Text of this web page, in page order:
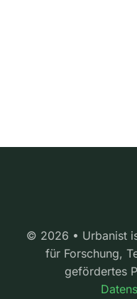
© 2026 • Urbanist
für Forschung,
gefördertes